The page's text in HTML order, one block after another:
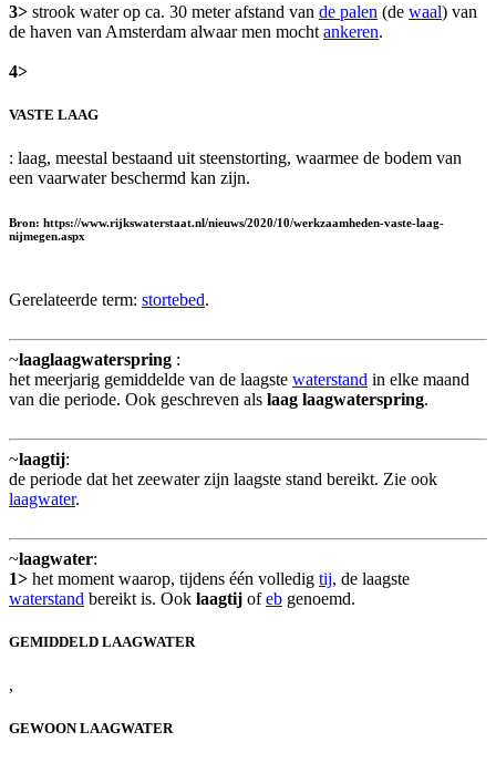
3> strook water op ca. 30 meter afstand van de palen (de waal) van
de haven van Amsterdam alwaar men mocht ankeren.
4>
VASTE LAAG
: laag, meestal bestaand uit steenstorting, waarmee de bodem van
een vaarwater beschermd kan zijn.
Bron: https://www.rijkswaterstaat.nl/nieuws/2020/10/werkzaamheden-vaste-laag-
nijmegen.aspx
Gerelateerde term: stortebed.
~laaglaagwaterspring :
het meerjarig gemiddelde van de laagste waterstand in elke maand
van die periode. Ook geschreven als laag laagwaterspring.
~laagtij:
de periode dat het zeewater zijn laagste stand bereikt. Zie ook
laagwater.
~laagwater:
1> het moment waarop, tijdens één volledig tij, de laagste
waterstand bereikt is. Ook laagtij ofeb genoemd.
GEMIDDELD LAAGWATER
,
GEWOON LAAGWATER